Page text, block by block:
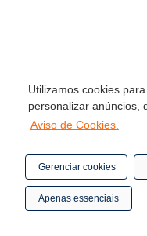
Utilizamos cookies
personalizar anúncios,
Aviso de Cookies.
Apenas essenciais
Gerenciar cookies